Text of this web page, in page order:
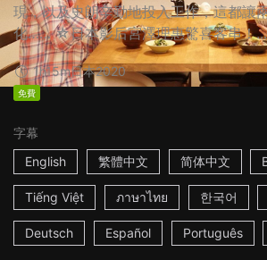
現，以及史朗辛勤地投入工作，這都讓
化…… ☆日本影后宮澤理惠驚喜客串！...
1h15m日本2020
免費
字幕
English
繁體中文 简体中文
Tiếng Việt ภาษาไทย 한국어
Deutsch Español Português